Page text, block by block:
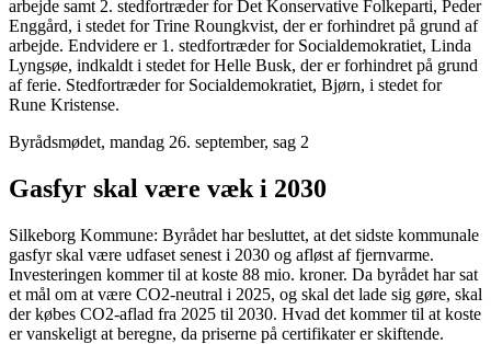
arbejde samt 2. stedfortræder for Det Konservative Folkeparti, Peder
Enggård, i stedet for Trine Roungkvist, der er forhindret på grund af
arbejde. Endvidere er 1. stedfortræder for Socialdemokratiet, Linda
Lyngsøe, indkaldt i stedet for Helle Busk, der er forhindret på grund
af ferie. Stedfortræder for Socialdemokratiet, Bjørn, i stedet for
Rune Kristense.
Byrådsmødet, mandag 26. september, sag 2
Gasfyr skal være væk i 2030
Silkeborg Kommune: Byrådet har besluttet, at det sidste kommunale
gasfyr skal være udfaset senest i 2030 og afløst af fjernvarme.
Investeringen kommer til at koste 88 mio. kroner. Da byrådet har sat
et mål om at være CO2-neutral i 2025, og skal det lade sig gøre, skal
der købes CO2-aflad fra 2025 til 2030. Hvad det kommer til at koste
er vanskeligt at beregne, da priserne på certifikater er skiftende.